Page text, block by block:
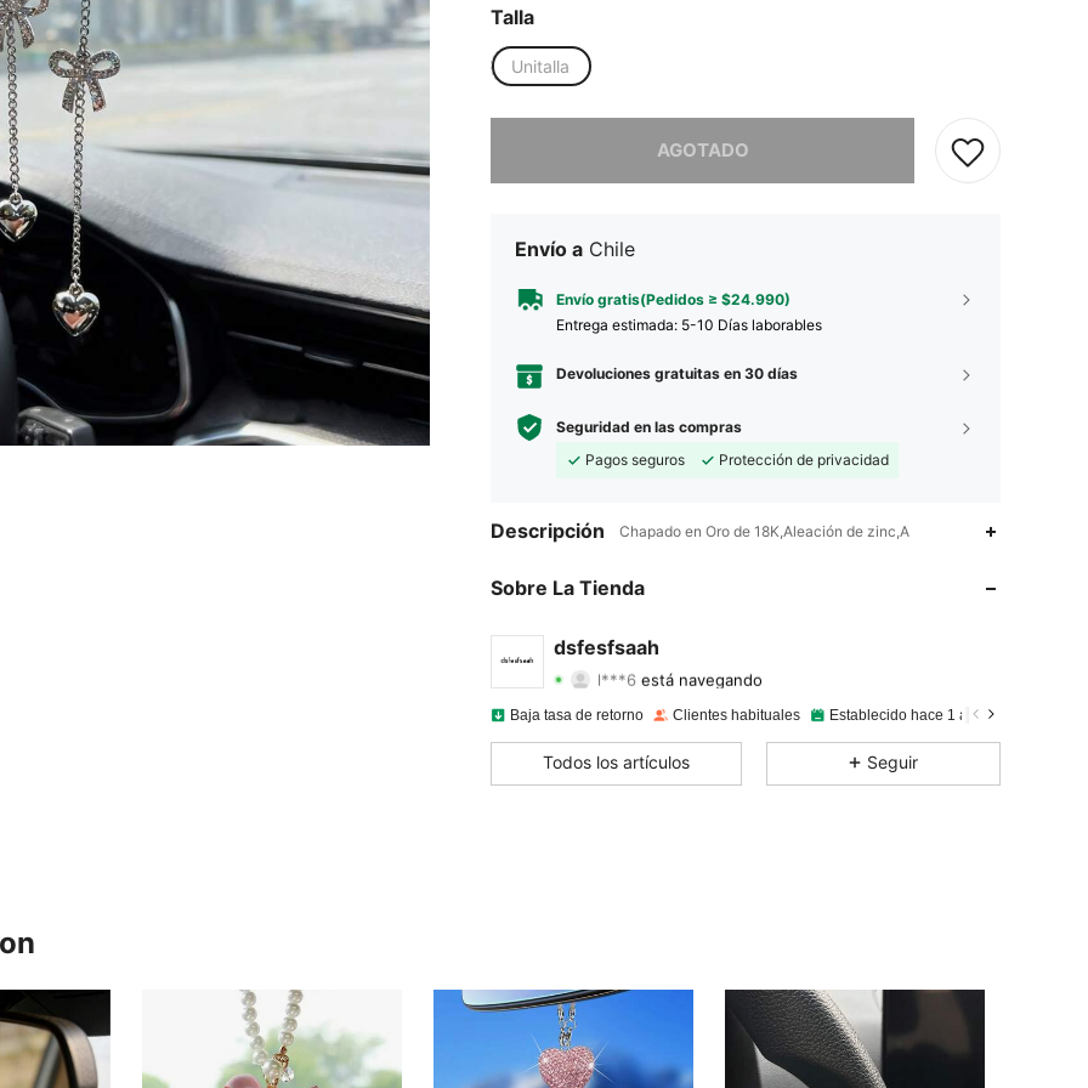
Talla
Unitalla
AGOTADO
Envío a Chile
Envío gratis(Pedidos ≥ $24.990)
Entrega estimada: 5-10 Días laborables
Devoluciones gratuitas en 30 días
Seguridad en las compras
Pagos seguros
Protección de privacidad
Descripción Chapado en Oro de 18K,Aleación de zinc,A
Sobre La Tienda
dsfesfsaah
4,86 61 101
l***6está navegando
4,86 Calificación 61Artículos
4,86
4,86 101
Baja tasa de retorno Clientes habituales Establecido hace 1 año
Todos los artículos Seguir